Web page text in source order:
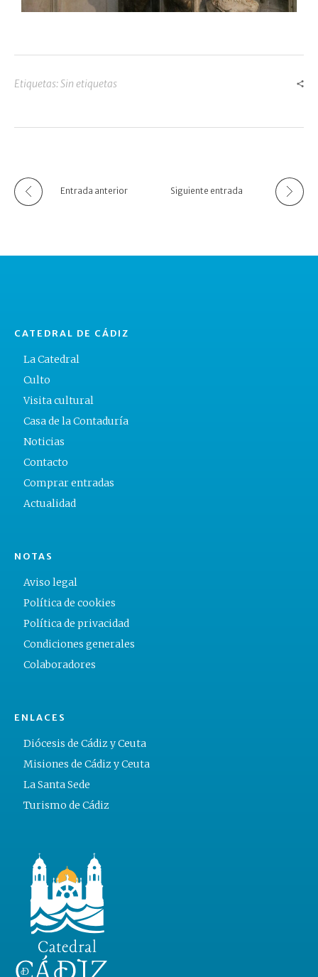
Etiquetas: Sin etiquetas
Entrada anterior Siguiente entrada
CATEDRAL DE CÁDIZ
La Catedral
Culto
Visita cultural
Casa de la Contaduría
Noticias
Contacto
Comprar entradas
Actualidad
NOTAS
Aviso legal
Política de cookies
Política de privacidad
Condiciones generales
Colaboradores
ENLACES
Diócesis de Cádiz y Ceuta
Misiones de Cádiz y Ceuta
La Santa Sede
Turismo de Cádiz